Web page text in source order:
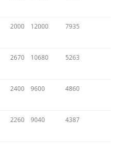
2000 12000 7935
2670 10680 5263
2400 9600 4860
2260 9040 4387